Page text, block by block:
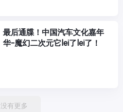
最后通牒！中国汽车文化嘉年
华-魔幻二次元它lei了lei了！
没有更多